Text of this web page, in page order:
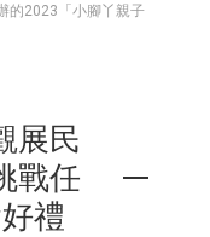
的2023「小腳丫親子
展民
戰任
禮